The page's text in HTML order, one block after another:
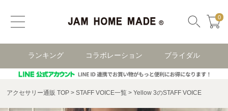
0
ランキング コラボレーション ブライダル
アクセサリー通販 TOP STAFF VOICE一覧 Yellow 3のSTAFF VOICE